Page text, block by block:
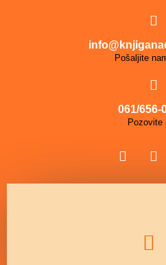
Pošaljite
061/656-
Pozovite